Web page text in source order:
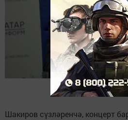
Шакиров сүзләренчә, концерт